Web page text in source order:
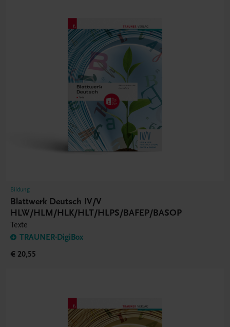
Bildung
Blattwerk Deutsch IV/V
HLW/HLM/HLK/HLT/HLPS/BAFEP/BASOP
Texte
TRAUNER-DigiBox
€ 20,55